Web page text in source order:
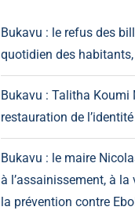
Bukavu : le refus des
quotidien des
Bukavu : Talitha Koumi
restauration de
Bukavu : le maire
à l’assainissement, à
la prévention contre